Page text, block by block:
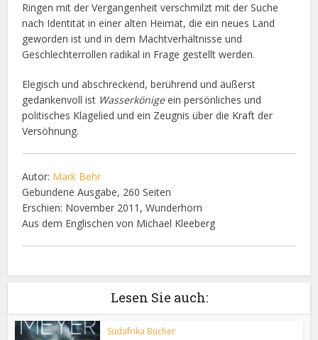
Ringen mit der Vergangenheit verschmilzt mit der Suche
nach Identität in einer alten Heimat, die ein neues Land
geworden ist und in dem Machtverhältnisse und
Geschlechterrollen radikal in Frage gestellt werden.
Elegisch und abschreckend, berührend und äußerst
gedankenvoll ist Wasserkönigeein persönliches und
politisches Klagelied und ein Zeugnis über die Kraft der
Versöhnung.
Autor: Mark Behr
Gebundene Ausgabe, 260 Seiten
Erschien: November 2011, Wunderhorn
Aus dem Englischen von Michael Kleeberg
Lesen Sie auch:
Südafrika Bücher